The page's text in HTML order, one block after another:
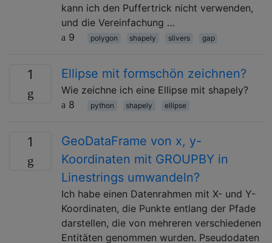
kann ich den Puffertrick nicht verwenden,
und die Vereinfachung …
9
polygon shapely slivers gap
1 Ellipse mit formschön zeichnen?
Wie zeichne ich eine Ellipse mit shapely?
8
python shapely ellipse
1
GeoDataFrame von x, y-
Koordinaten mit GROUPBY in
Linestrings umwandeln?
Ich habe einen Datenrahmen mit X- und Y-
Koordinaten, die Punkte entlang der Pfade
darstellen, die von mehreren verschiedenen
Entitäten genommen wurden. Pseudodaten